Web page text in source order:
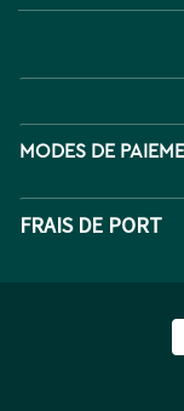
MODES DE
FRAIS DE PORT